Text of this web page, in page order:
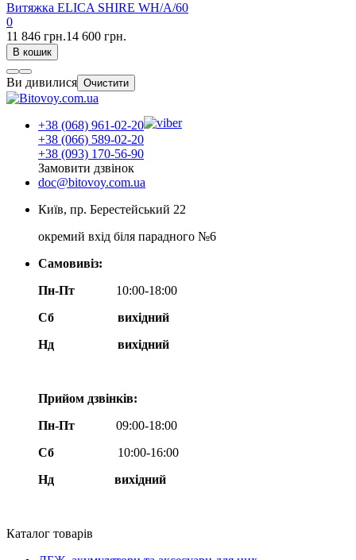
Витяжка ELICA SHIRE WH/A/60
0
11 846 грн.14 600 грн.
В кошик
Ви дивилися Очистити
+38 (068) 961-02-20
+38 (066) 589-02-20
+38 (093) 170-56-90
Замовити дзвінок
doc@bitovoy.com.ua
Київ, пр. Берестейський 22
окремий вхід біля парадного №6
Самовивіз:
Пн-Пт
10:00-18:00
Сб
вихідний
Нд
вихідний
Прийом дзвінків:
Пн-Пт
09:00-18:00
Сб
10:00-16:00
Нд вихідний
Каталог товарів